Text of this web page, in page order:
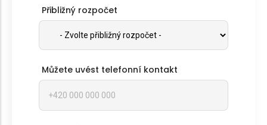
Přibližný rozpočet
Můžete uvést telefonní kontakt